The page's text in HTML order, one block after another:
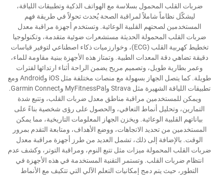
ضربات القلب المحمول بسلاسة مع الهواتف الذكية وتطبيقات اللياقة،
ليشكّل نظاماً شاملاً لمراقبة الصحة يُحدث تحولاً في طريقة فهم
المستخدمين لصحتهم القلبية الوعائية. وتستخدم أجهزة مراقبة معدل
ضربات القلب المحمولة الحديثة مستشعرات ضوئية متقدمة، وتكنولوجيا
تخطيط كهربية القلب (ECG)، وخوارزميات ذكاء اصطناعي لتوفير قياسات
دقيقة تضاهي دقة المعدات الطبية. وتمتاز هذه الأجهزة ببنية مقاومة للماء،
وعمر بطارية طويل، وتصميم مريح يضمن الراحة أثناء ارتدائها لفترات
طويلة. كما يتصل الجهاز بسهولة مع منصات مختلفة مثل iOS وAndroid ومع
تطبيقات اللياقة الشهيرة مثل Strava وMyFitnessPal وGarmin Connect.
ويمكن للمستخدمين مراقبة مناطق معدل ضربات القلب، وتتبع شدة
التمارين، وتحليل أنماط التعافي، والحصول على رؤى شخصية بناءً على
بياناتهم القلبية الوعائية. ويخزن الجهاز المعلومات التاريخية، مما يمكن
المستخدمين من تحديد الاتجاهات، ووضع الأهداف، ومتابعة التقدم بمرور
الوقت. بالإضافة إلى ذلك، تشمل العديد من طرز أجهزة مراقبة معدل
ضربات القلب المحمولة ميزات مثل تتبع النوم، ومراقبة التوتر، وكشف عدم
انتظام ضربات القلب. وتستمر التقنية المستخدمة في هذه الأجهزة في
التطور، حيث يتم دمج إمكانيات التعلم الآلي التي تتكيف مع الأنماط